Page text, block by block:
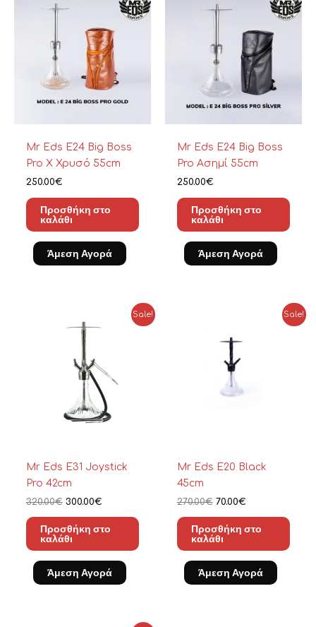
Mr Eds E24 Big Boss
Pro X Χρυσό 55cm
250.00€
Προσθήκη στο
καλάθι
Άμεση Αγορά
Mr Eds E24 Big Boss
Pro Ασημί 55cm
250.00€
Προσθήκη στο
καλάθι
Άμεση Αγορά
Sale!
Mr Eds E31 Joystick
Pro 42cm
320.00€
price
was:
320.00€.
300.00€
τρέχουσα
Προσθήκη στο
καλάθι
Άμεση Αγορά
Sale!
Mr Eds E20 Black
45cm
270.00€
270.00€.
70.00€
τρέχουσα
Προσθήκη στο
καλάθι
Άμεση Αγορά